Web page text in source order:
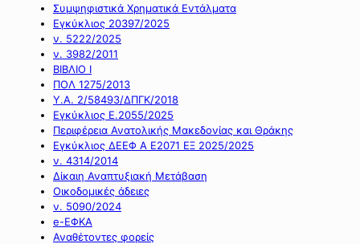
Συμψηφιστικά Χρηματικά Εντάλματα
Εγκύκλιος 20397/2025
ν. 5222/2025
ν. 3982/2011
ΒΙΒΛΙΟ Ι
ΠΟΛ 1275/2013
Υ.Α. 2/58493/ΔΠΓΚ/2018
Εγκύκλιος Ε.2055/2025
Περιφέρεια Ανατολικής Μακεδονίας και Θράκης
Εγκύκλιος ΔΕΕΦ Α Ε2071 ΕΞ 2025/2025
ν. 4314/2014
Δίκαιη Αναπτυξιακή Μετάβαση
Οικοδομικές άδειες
ν. 5090/2024
e-ΕΦΚΑ
Αναθέτοντες φορείς